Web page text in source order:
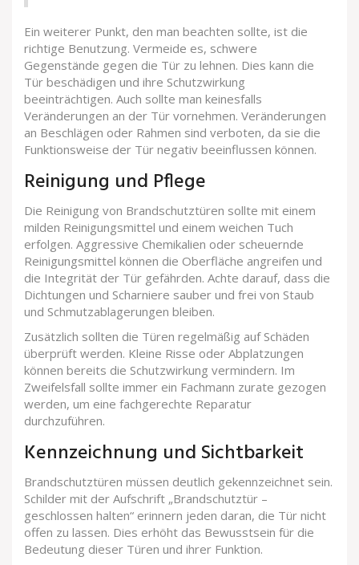
Ein weiterer Punkt, den man beachten sollte, ist die
richtige Benutzung. Vermeide es, schwere
Gegenstände gegen die Tür zu lehnen. Dies kann die
Tür beschädigen und ihre Schutzwirkung
beeinträchtigen. Auch sollte man keinesfalls
Veränderungen an der Tür vornehmen. Veränderungen
an Beschlägen oder Rahmen sind verboten, da sie die
Funktionsweise der Tür negativ beeinflussen können.
Reinigung und Pflege
Die Reinigung von Brandschutztüren sollte mit einem
milden Reinigungsmittel und einem weichen Tuch
erfolgen. Aggressive Chemikalien oder scheuernde
Reinigungsmittel können die Oberfläche angreifen und
die Integrität der Tür gefährden. Achte darauf, dass die
Dichtungen und Scharniere sauber und frei von Staub
und Schmutzablagerungen bleiben.
Zusätzlich sollten die Türen regelmäßig auf Schäden
überprüft werden. Kleine Risse oder Abplatzungen
können bereits die Schutzwirkung vermindern. Im
Zweifelsfall sollte immer ein Fachmann zurate gezogen
werden, um eine fachgerechte Reparatur
durchzuführen.
Kennzeichnung und Sichtbarkeit
Brandschutztüren müssen deutlich gekennzeichnet sein.
Schilder mit der Aufschrift „Brandschutztür –
geschlossen halten“ erinnern jeden daran, die Tür nicht
offen zu lassen. Dies erhöht das Bewusstsein für die
Bedeutung dieser Türen und ihrer Funktion.